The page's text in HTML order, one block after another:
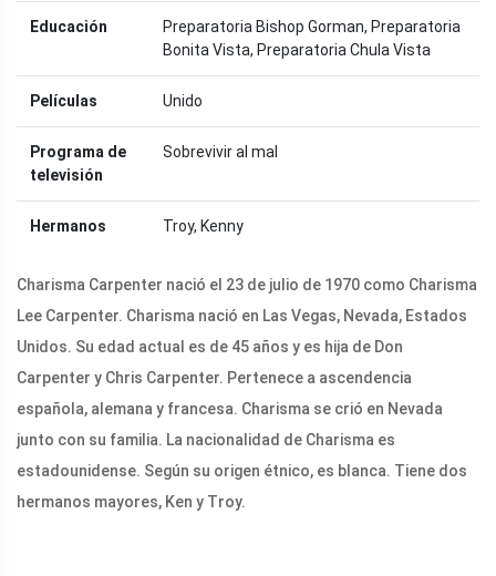
Educación
Preparatoria Bishop Gorman, Preparatoria
Bonita Vista, Preparatoria Chula Vista
Películas Unido
Programa de
televisión
Sobrevivir al mal
Hermanos Troy, Kenny
Charisma Carpenter nació el 23 de julio de 1970 como Charisma
Lee Carpenter. Charisma nació en Las Vegas, Nevada, Estados
Unidos. Su edad actual es de 45 años y es hija de Don
Carpenter y Chris Carpenter. Pertenece a ascendencia
española, alemana y francesa. Charisma se crió en Nevada
junto con su familia. La nacionalidad de Charisma es
estadounidense. Según su origen étnico, es blanca. Tiene dos
hermanos mayores, Ken y Troy.